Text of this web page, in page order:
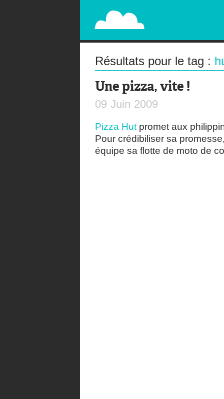
PAPERPLANE
STREET, AMBIENT, GUÉRILLA MARKETING
Résultats pour le tag :
Une pizza, vite !
09 Juin 2009
Pizza Hut promet aux
Pour crédibiliser sa
équipe sa flotte de moto de